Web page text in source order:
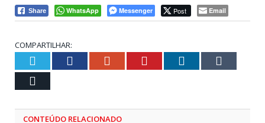
Share WhatsApp Messenger Post Email
COMPARTILHAR:
Twitter Facebook Google+ Pinterest LinkedIn
CONTEÚDO RELACIONADO